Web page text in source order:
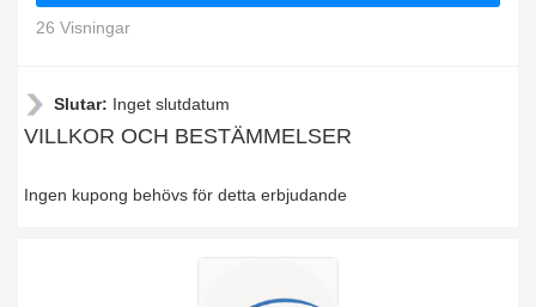
26 Visningar
Slutar: Inget slutdatum
VILLKOR OCH BESTÄMMELSER
Ingen kupong behövs för detta erbjudande